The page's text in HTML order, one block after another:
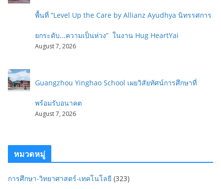
พื้นที่ “Level Up the Care by Allianz Ayudhya นิทรรศการ
ยกระดับ...ความเป็นห่วง” ในงาน Hug HeartYai
August 7, 2026
Guangzhou Yinghao School เผยวิสัยทัศน์การศึกษาที่
พร้อมรับอนาคต
August 7, 2026
หมวดหมู่
การศึกษา-วิทยาศาสตร์-เทคโนโลยี (323)